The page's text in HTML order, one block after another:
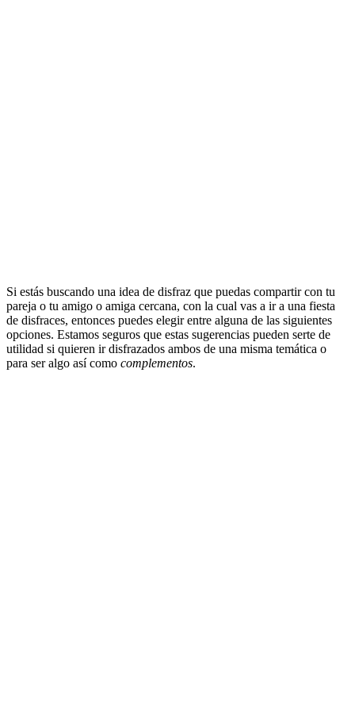
Si estás buscando una idea de disfraz que puedas compartir con tu
pareja o tu amigo o amiga cercana, con la cual vas a ir a una fiesta
de disfraces, entonces puedes elegir entre alguna de las siguientes
opciones. Estamos seguros que estas sugerencias pueden serte de
utilidad si quieren ir disfrazados ambos de una misma temática o
para ser algo así como complementos.